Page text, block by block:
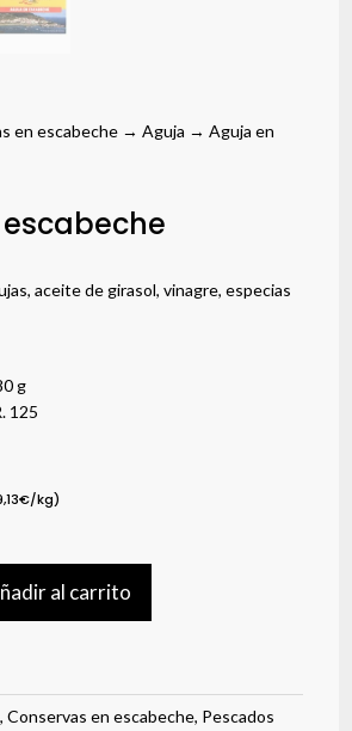
en escabeche →Aguja → Aguja en
aceite de girasol, vinagre, especias
g
125
kg)
al carrito
,Conservas en escabeche, Pescados